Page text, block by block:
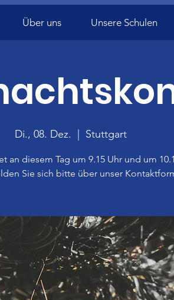
Über uns Unsere Schulen
Di., 08. Dez. Stuttgart
an diesem Tag um 9.15 Uhr und um
Sie sich bitte über unser